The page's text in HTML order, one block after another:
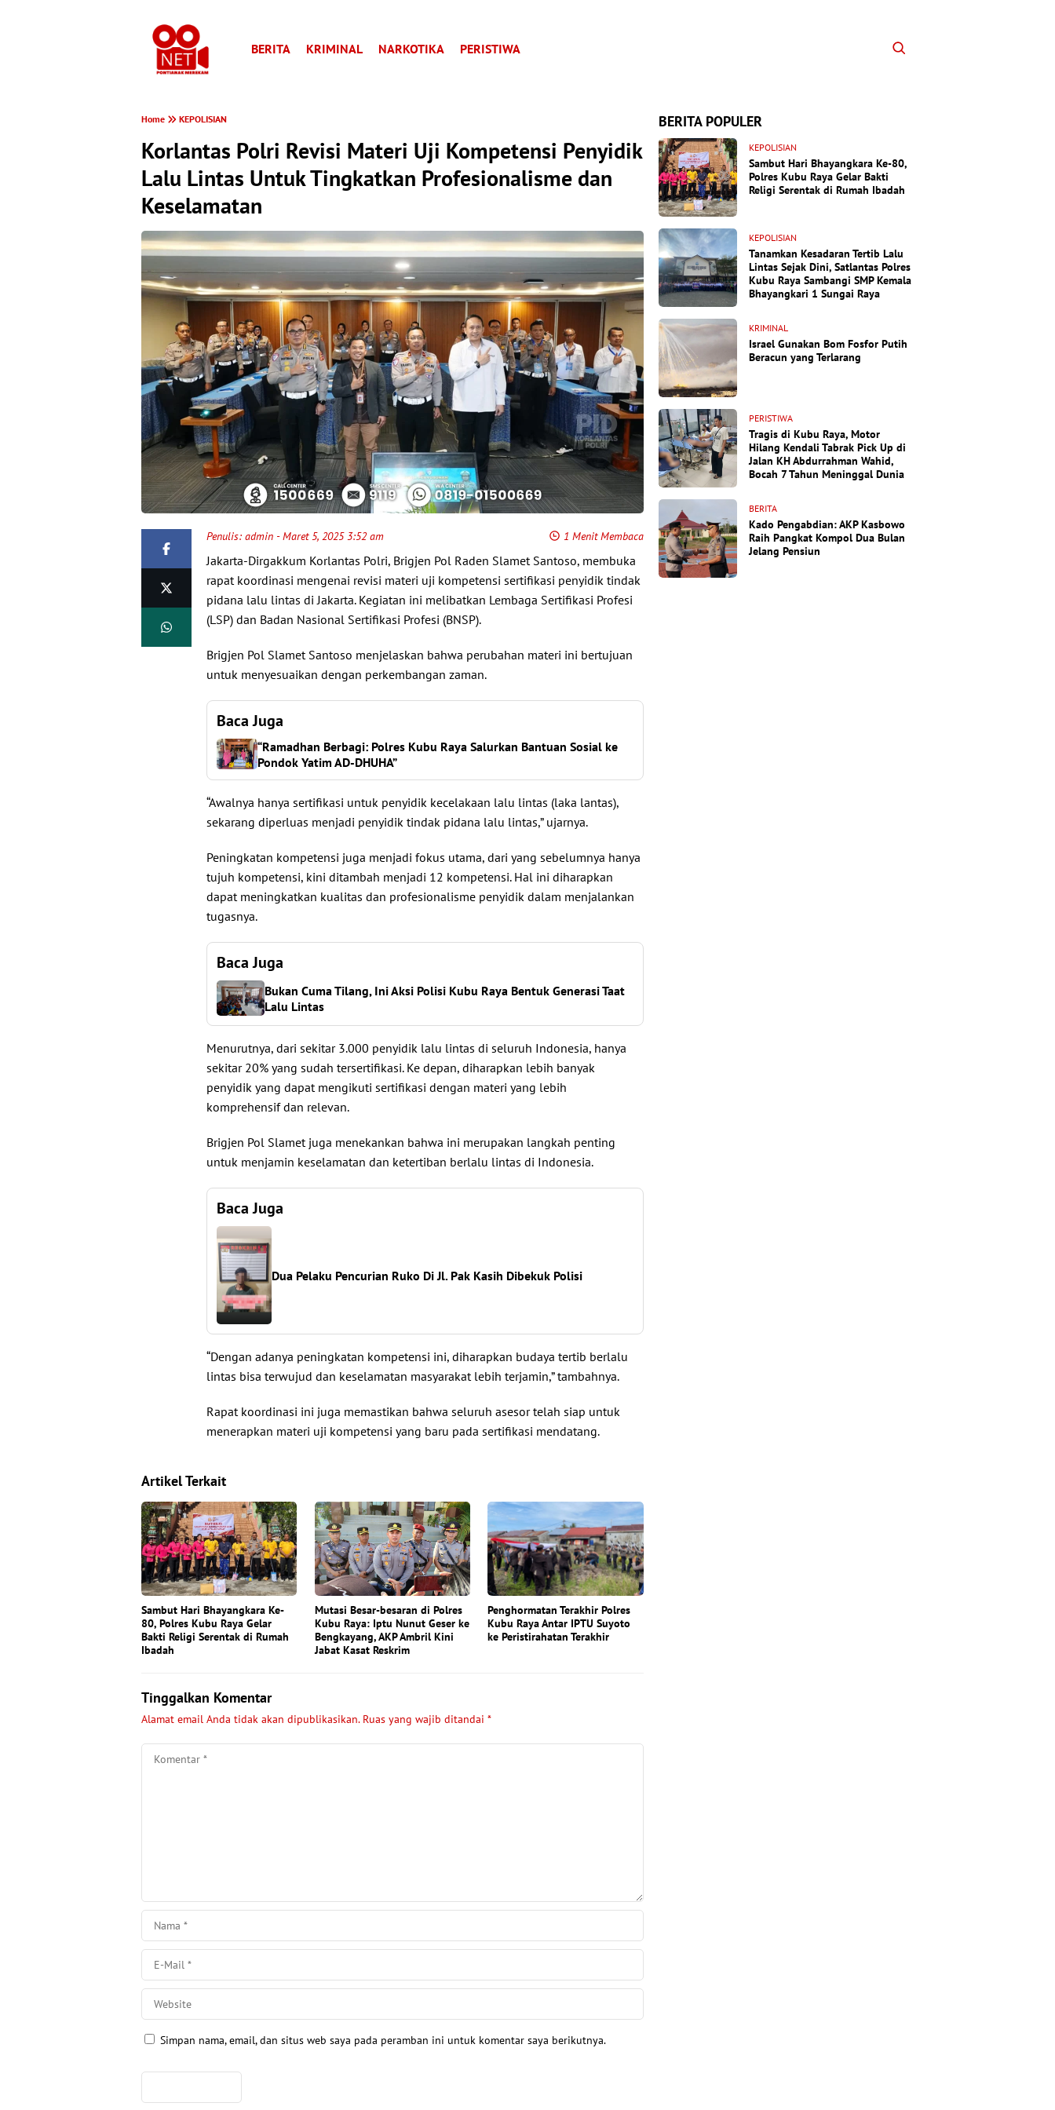
BERITA KRIMINAL NARKOTIKA PERISTIWA
Home KEPOLISIAN
Korlantas Polri Revisi Materi Uji Kompetensi Penyidik
Lalu Lintas Untuk Tingkatkan Profesionalisme dan
Keselamatan
Penulis:admin - Maret 5, 2025 3:52 am 1 Menit Membaca
Jakarta-Dirgakkum Korlantas Polri, Brigjen Pol Raden Slamet Santoso, membuka
rapat koordinasi mengenai revisi materi uji kompetensi sertifikasi penyidik tindak
pidana lalu lintas di Jakarta. Kegiatan ini melibatkan Lembaga Sertifikasi Profesi
(LSP) dan Badan Nasional Sertifikasi Profesi (BNSP).
Brigjen Pol Slamet Santoso menjelaskan bahwa perubahan materi ini bertujuan
untuk menyesuaikan dengan perkembangan zaman.
Baca Juga
“Ramadhan Berbagi: Polres Kubu Raya Salurkan Bantuan Sosial ke
Pondok Yatim AD-DHUHA”
“Awalnya hanya sertifikasi untuk penyidik kecelakaan lalu lintas (laka lantas),
sekarang diperluas menjadi penyidik tindak pidana lalu lintas,” ujarnya.
Peningkatan kompetensi juga menjadi fokus utama, dari yang sebelumnya hanya
tujuh kompetensi, kini ditambah menjadi 12 kompetensi. Hal ini diharapkan
dapat meningkatkan kualitas dan profesionalisme penyidik dalam menjalankan
tugasnya.
Baca Juga
Bukan Cuma Tilang, Ini Aksi Polisi Kubu Raya Bentuk Generasi Taat
Lalu Lintas
Menurutnya, dari sekitar 3.000 penyidik lalu lintas di seluruh Indonesia, hanya
sekitar 20% yang sudah tersertifikasi. Ke depan, diharapkan lebih banyak
penyidik yang dapat mengikuti sertifikasi dengan materi yang lebih
komprehensif dan relevan.
Brigjen Pol Slamet juga menekankan bahwa ini merupakan langkah penting
untuk menjamin keselamatan dan ketertiban berlalu lintas di Indonesia.
Baca Juga
Dua Pelaku Pencurian Ruko Di Jl. Pak Kasih Dibekuk Polisi
“Dengan adanya peningkatan kompetensi ini, diharapkan budaya tertib berlalu
lintas bisa terwujud dan keselamatan masyarakat lebih terjamin,” tambahnya.
Rapat koordinasi ini juga memastikan bahwa seluruh asesor telah siap untuk
menerapkan materi uji kompetensi yang baru pada sertifikasi mendatang.
Artikel Terkait
Sambut Hari Bhayangkara Ke-
80, Polres Kubu Raya Gelar
Bakti Religi Serentak di Rumah
Ibadah
Mutasi Besar-besaran di Polres
Kubu Raya: Iptu Nunut Geser ke
Bengkayang, AKP Ambril Kini
Jabat Kasat Reskrim
Penghormatan Terakhir Polres
Kubu Raya Antar IPTU Suyoto
ke Peristirahatan Terakhir
Tinggalkan Komentar
Alamat email Anda tidak akan dipublikasikan. Ruas yang wajib ditandai *
Simpan nama, email, dan situs web saya pada peramban ini untuk komentar saya berikutnya.
BERITA POPULER
KEPOLISIAN
Sambut Hari Bhayangkara Ke-80,
Polres Kubu Raya Gelar Bakti
Religi Serentak di Rumah Ibadah
KEPOLISIAN
Tanamkan Kesadaran Tertib Lalu
Lintas Sejak Dini, Satlantas Polres
Kubu Raya Sambangi SMP Kemala
Bhayangkari 1 Sungai Raya
KRIMINAL
Israel Gunakan Bom Fosfor Putih
Beracun yang Terlarang
PERISTIWA
Tragis di Kubu Raya, Motor
Hilang Kendali Tabrak Pick Up di
Jalan KH Abdurrahman Wahid,
Bocah 7 Tahun Meninggal Dunia
BERITA
Kado Pengabdian: AKP Kasbowo
Raih Pangkat Kompol Dua Bulan
Jelang Pensiun